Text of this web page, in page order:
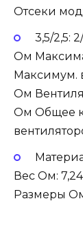
Отсеки
3,5/2,5:
Ом
Максимум.
Ом
Ом Общее
Вес Ом:
Размеры